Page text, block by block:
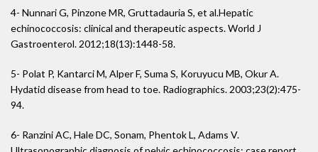
4- Nunnari G, Pinzone MR, Gruttadauria S, et al.Hepatic
echinococcosis: clinical and therapeutic aspects. World J
Gastroenterol. 2012;18(13):1448-58.
5- Polat P, Kantarci M, Alper F, Suma S, Koruyucu MB, Okur A.
Hydatid disease from head to toe. Radiographics. 2003;23(2):475-
94.
6- Ranzini AC, Hale DC, Sonam, Phentok L, Adams V.